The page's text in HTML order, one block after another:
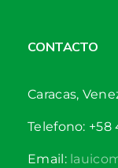
CONTACTO
Caracas,
Telefono: +58
Email: